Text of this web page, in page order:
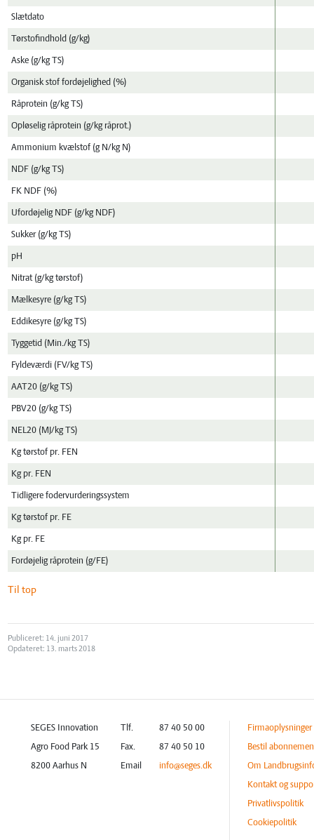
Slætdato
Tørstofindhold (g/kg)
Aske (g/kg TS)
Organisk stof fordøjelighed (%)
Råprotein (g/kg TS)
Opløselig råprotein (g/kg råprot.)
Ammonium kvælstof (g N/kg N)
NDF (g/kg TS)
FK NDF (%)
Ufordøjelig NDF (g/kg NDF)
Sukker (g/kg TS)
pH
Nitrat (g/kg tørstof)
Mælkesyre (g/kg TS)
Eddikesyre (g/kg TS)
Tyggetid (Min./kg TS)
Fyldeværdi (FV/kg TS)
AAT20 (g/kg TS)
PBV20 (g/kg TS)
NEL20 (MJ/kg TS)
Kg tørstof pr. FEN
Kg pr. FEN
Tidligere fodervurderingssystem
Kg tørstof pr. FE
Kg pr. FE
Fordøjelig råprotein (g/FE)
Til top
Publiceret: 14. juni 2017
Opdateret: 13. marts 2018
SEGES Innovation
Agro Food Park 15
8200 Aarhus N
Tlf.
87 40 50 00
Fax.
87 40 50 10
Email
info@seges.dk
Firmaoplysninger
Bestil
Om
Kontakt og
Privatlivspolitik
Cookiepolitik